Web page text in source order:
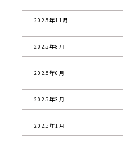
2025年11月
2025年8月
2025年6月
2025年3月
2025年1月